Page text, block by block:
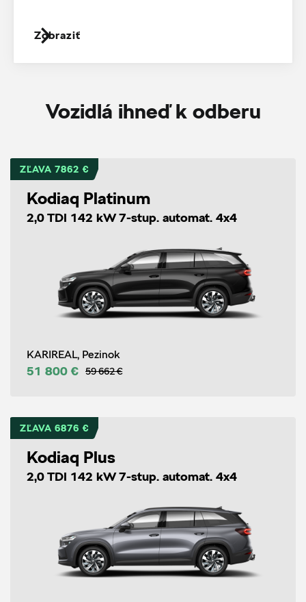
Zobraziť
Vozidlá ihneď k odberu
ZĽAVA 7862 €
Kodiaq Platinum
2,0 TDI 142 kW 7-stup. automat. 4x4
KARIREAL, Pezinok
51 800 € 59 662 €
ZĽAVA 6876 €
Kodiaq Plus
2,0 TDI 142 kW 7-stup. automat. 4x4